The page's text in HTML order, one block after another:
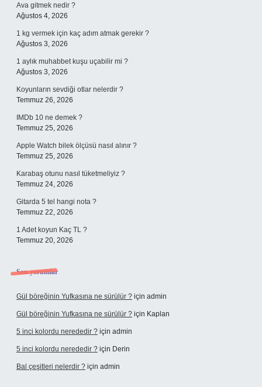
Ava gitmek nedir ?
Ağustos 4, 2026
1 kg vermek için kaç adım atmak gerekir ?
Ağustos 3, 2026
1 aylık muhabbet kuşu uçabilir mi ?
Ağustos 3, 2026
Koyunların sevdiği otlar nelerdir ?
Temmuz 26, 2026
IMDb 10 ne demek ?
Temmuz 25, 2026
Apple Watch bilek ölçüsü nasıl alınır ?
Temmuz 25, 2026
Karabaş otunu nasıl tüketmeliyiz ?
Temmuz 24, 2026
Gitarda 5 tel hangi nota ?
Temmuz 22, 2026
1 Adet koyun Kaç TL ?
Temmuz 20, 2026
Son yorumlar
Gül böreğinin Yufkasına ne sürülür ? için admin
Gül böreğinin Yufkasına ne sürülür ? için Kaplan
5 inci kolordu nerededir ? için admin
5 inci kolordu nerededir ? için Derin
Bal çeşitleri nelerdir ? için admin